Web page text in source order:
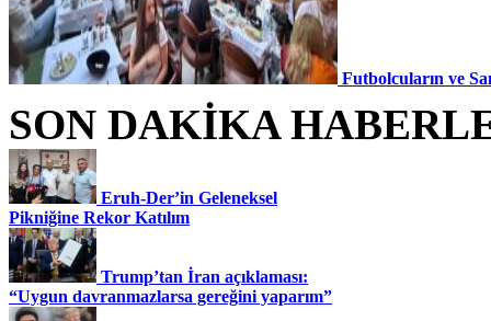
Futbolcuların ve
SON DAKİKA
Eruh-Der’in Geleneksel
Pikniğine Rekor Katılım
Trump’tan İran açıklaması:
“Uygun davranmazlarsa gereğini yaparım”